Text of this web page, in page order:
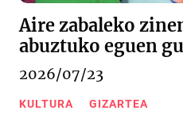
Aire zabaleko
abuztuko eguen
2026/07/23
KULTURA GIZARTEA